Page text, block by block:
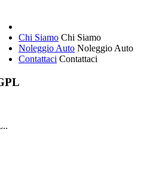
Chi Siamo Chi Siamo
Noleggio Auto Noleggio Auto
Contattaci Contattaci